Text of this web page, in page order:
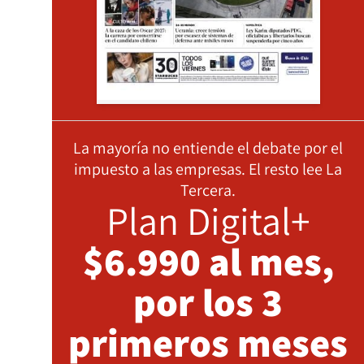
La mayoría no entiende el debate por el
impuesto a las empresas. El resto lee La
Tercera.
Plan Digital+
$6.990 al mes,
por los 3
primeros meses